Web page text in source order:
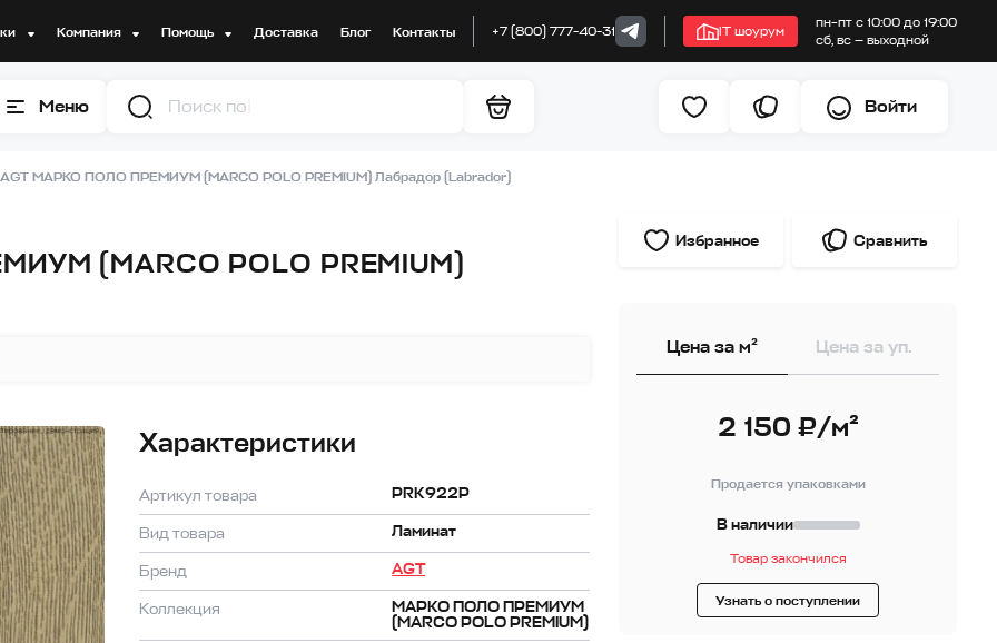
Компания Помощь Доставка Блог Контакты +7 (800) 777-40-31 IT шоурум
пн–пт с 10:00 до 19:00
сб, вс — выходной
Меню Поиск по товарам Войти
МАРКО ПОЛО ПРЕМИУМ (MARCO POLO PREMIUM) Лабрадор (Labrador)
(MARCO POLO PREMIUM)
Характеристики
Артикул товара PRK922P
Вид товара Ламинат
Бренд AGT
Коллекция
МАРКО ПОЛО ПРЕМИУМ
(MARCO POLO PREMIUM)
Избранное Сравнить
Цена за м² Цена за уп.
2 150 ₽/м²
Продается упаковками
В наличии
Товар закончился
Узнать о поступлении